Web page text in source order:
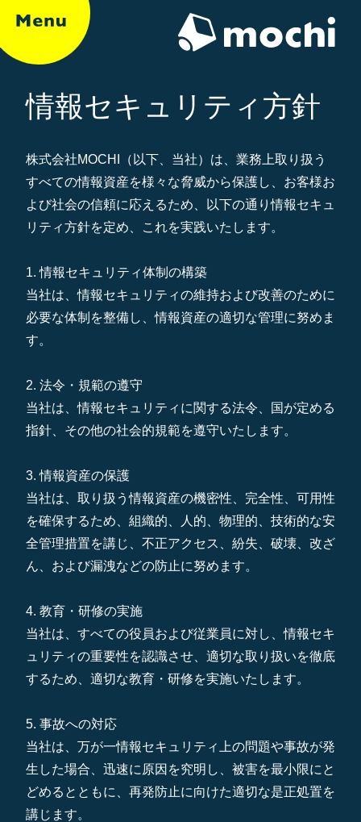
情報セキュリティ方針
株式会社MOCHI（以下、当社）は、業務上取り扱う
すべての情報資産を様々な脅威から保護し、お客様お
よび社会の信頼に応えるため、以下の通り情報セキュ
リティ方針を定め、これを実践いたします。
1. 情報セキュリティ体制の構築
当社は、情報セキュリティの維持および改善のために
必要な体制を整備し、情報資産の適切な管理に努めま
す。
2. 法令・規範の遵守
当社は、情報セキュリティに関する法令、国が定める
指針、その他の社会的規範を遵守いたします。
3. 情報資産の保護
当社は、取り扱う情報資産の機密性、完全性、可用性
を確保するため、組織的、人的、物理的、技術的な安
全管理措置を講じ、不正アクセス、紛失、破壊、改ざ
ん、および漏洩などの防止に努めます。
4. 教育・研修の実施
当社は、すべての役員および従業員に対し、情報セキ
ュリティの重要性を認識させ、適切な取り扱いを徹底
するため、適切な教育・研修を実施いたします。
5. 事故への対応
当社は、万が一情報セキュリティ上の問題や事故が発
生した場合、迅速に原因を究明し、被害を最小限にと
どめるとともに、再発防止に向けた適切な是正処置を
講じます。